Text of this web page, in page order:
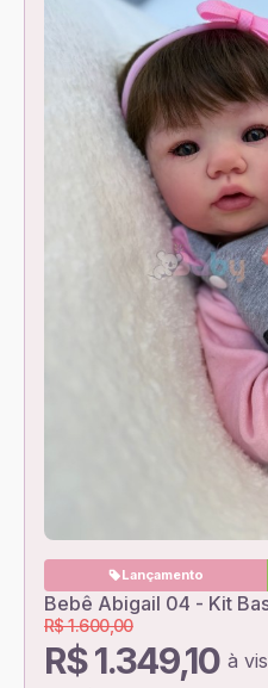
Lançamento
Bebê Abigail 04 - Kit
R$ 1.349,10 à
R$ 1.600,00